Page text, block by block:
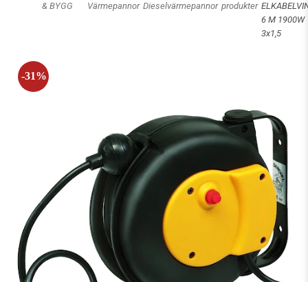
& BYGG
Värmepannor Dieselvärmepannor produkter
6 M 1900W
3x1,5